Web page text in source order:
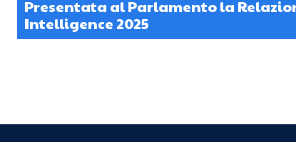
Presentata al Parlamento la
Intelligence 2025